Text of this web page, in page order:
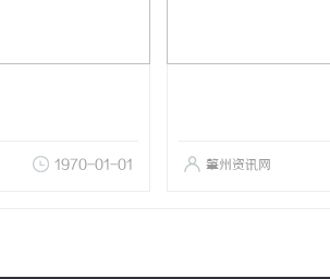
1970-01-01 肇州资讯网